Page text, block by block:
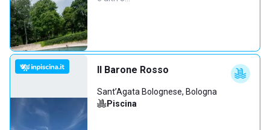
Il Barone Rosso
Sant’Agata Bolognese, Bologna
Piscina